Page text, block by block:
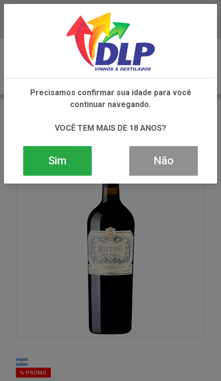
Baixe já o APP da DLP Vinhos
% PROMO
Precisamos confirmar sua idade para você
continuar navegando.
VOCÊ TEM MAIS DE 18 ANOS?
Sim Não